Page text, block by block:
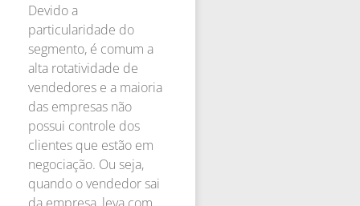
Devido a
particularidade do
segmento, é comum a
alta rotatividade de
vendedores e a maioria
das empresas não
possui controle dos
clientes que estão em
negociação. Ou seja,
quando o vendedor sai